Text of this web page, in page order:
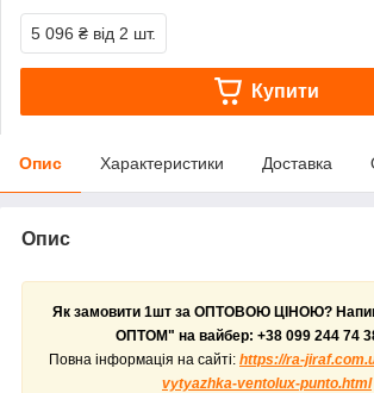
5 096 ₴ від 2 шт.
Купити
Опис Характеристики Доставка
Опис
Як замовити 1шт за ОПТОВОЮ ЦІНОЮ?
ОПТОМ" на вайбер: +38 099 244 74
Повна інформація на сайті: https://ra-
vytyazhka-ventolux-punto.html